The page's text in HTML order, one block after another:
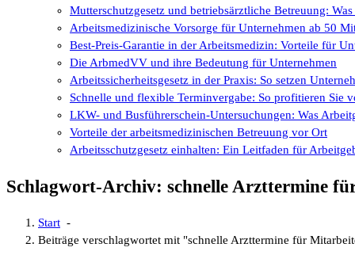
Mutterschutzgesetz und betriebsärztliche Betreuung:
Arbeitsmedizinische Vorsorge für Unternehmen ab 50
Best-Preis-Garantie in der Arbeitsmedizin: Vorteile für
Die ArbmedVV und ihre Bedeutung für Unternehmen
Arbeitssicherheitsgesetz in der Praxis: So setzen
Schnelle und flexible Terminvergabe: So profitieren Sie
LKW- und Busführerschein-Untersuchungen: Was
Vorteile der arbeitsmedizinischen Betreuung vor Ort
Arbeitsschutzgesetz einhalten: Ein Leitfaden für
Schlagwort-Archiv: schnelle Arzttermine
Start -
Beiträge verschlagwortet mit "schnelle Arzttermine für